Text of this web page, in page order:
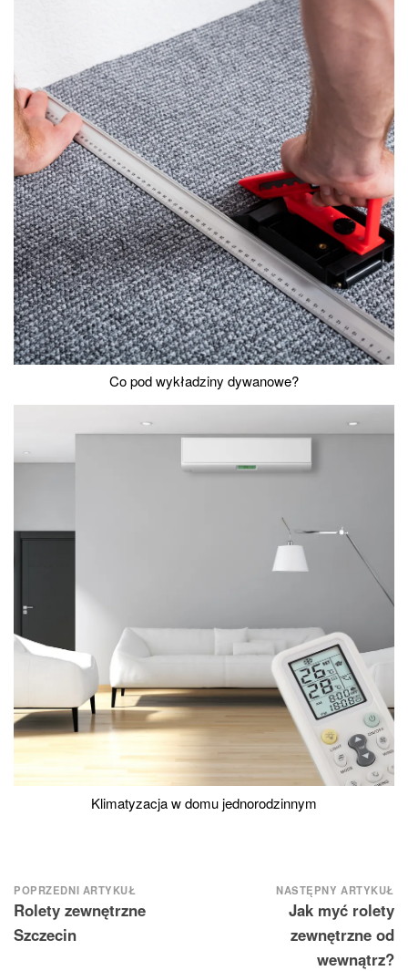
Co pod wykładziny dywanowe?
Klimatyzacja w domu jednorodzinnym
Nawigacja
wpisu
POPRZEDNI ARTYKUŁ
Rolety zewnętrzne
Szczecin
NASTĘPNY ARTYKUŁ
Jak myć rolety
zewnętrzne od
wewnątrz?